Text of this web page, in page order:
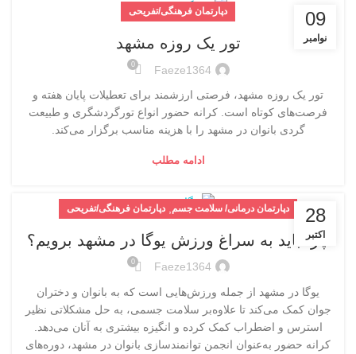
09
نوامبر
دپارتمان فرهنگی/تفریحی
تور یک روزه مشهد
Faeze1364
0
تور یک روزه مشهد، فرصتی ارزشمند برای تعطیلات پایان هفته و
فرصت‌های کوتاه است. کرانه حضور انواع تورگردشگری و طبیعت
گردی بانوان در مشهد را با هزینه مناسب برگزار می‌کند.
ادامه مطلب
28
اکتبر
دپارتمان درمانی/ سلامت جسم دپارتمان فرهنگی/تفریحی
چرا باید به سراغ ورزش یوگا در مشهد برویم؟
Faeze1364
0
یوگا در مشهد از جمله ورزش‌هایی است که به بانوان و دختران
جوان کمک می‌کند تا علاوه‌بر سلامت جسمی، به‌ حل مشکلاتی نظیر
استرس و اضطراب کمک کرده و انگیزه بیشتری به آنان می‌دهد.
کرانه حضور به‌عنوان انجمن توانمندسازی بانوان در مشهد، دوره‌های